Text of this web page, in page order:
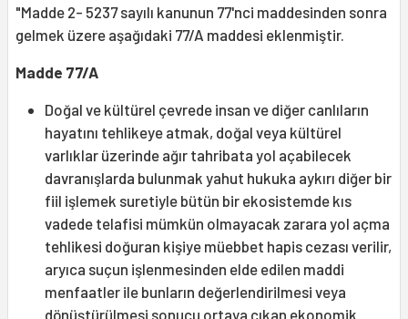
"Madde 2- 5237 sayılı kanunun 77'nci maddesinden sonra
gelmek üzere aşağıdaki 77/A maddesi eklenmiştir.
Madde 77/A
Doğal ve kültürel çevrede insan ve diğer canlıların
hayatını tehlikeye atmak, doğal veya kültürel
varlıklar üzerinde ağır tahribata yol açabilecek
davranışlarda bulunmak yahut hukuka aykırı diğer bir
fiil işlemek suretiyle bütün bir ekosistemde kıs
vadede telafisi mümkün olmayacak zarara yol açma
tehlikesi doğuran kişiye müebbet hapis cezası verilir,
aryıca suçun işlenmesinden elde edilen maddi
menfaatler ile bunların değerlendirilmesi veya
dönüştürülmesi sonucu ortaya çıkan ekonomik